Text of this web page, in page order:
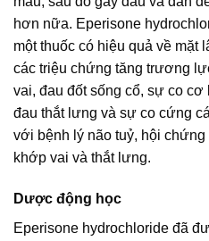
hơn nữa. Eperisone
một thuốc có hiệu quả về mặt
các triệu chứng tăng trương
vai, đau đốt sống cổ, sự co cơ
đau thắt lưng và sự co cứng
với bệnh lý não tuỷ, hội chứng
khớp vai và thắt lưng.
Dược động học
Eperisone hydrochloride đã